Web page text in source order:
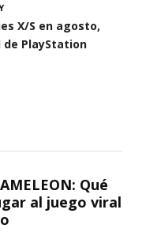
X/S en agosto,
PlayStation
Qué
al juego viral